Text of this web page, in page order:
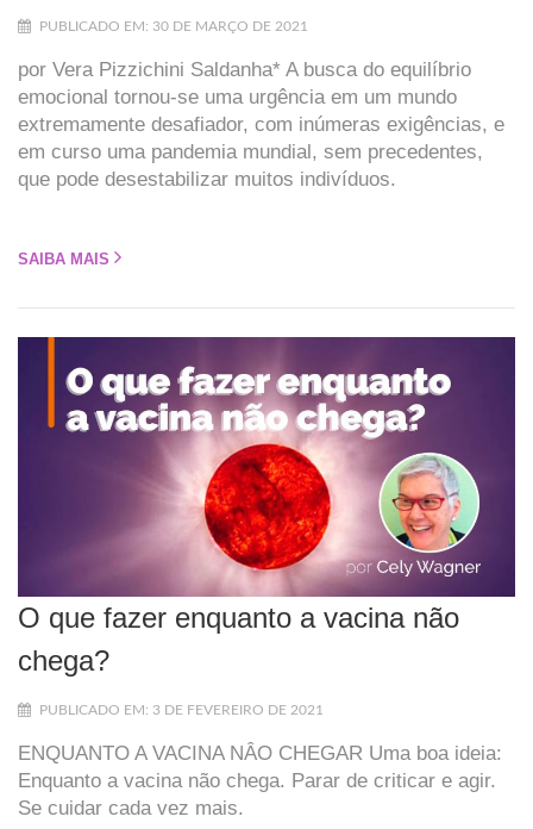
PUBLICADO EM: 30 DE MARÇO DE 2021
por Vera Pizzichini Saldanha* A busca do equilíbrio
emocional tornou-se uma urgência em um mundo
extremamente desafiador, com inúmeras exigências, e
em curso uma pandemia mundial, sem precedentes,
que pode desestabilizar muitos indivíduos.
SAIBA MAIS
O que fazer enquanto a vacina não
chega?
PUBLICADO EM: 3 DE FEVEREIRO DE 2021
ENQUANTO A VACINA NÂO CHEGAR Uma boa ideia:
Enquanto a vacina não chega. Parar de criticar e agir.
Se cuidar cada vez mais.